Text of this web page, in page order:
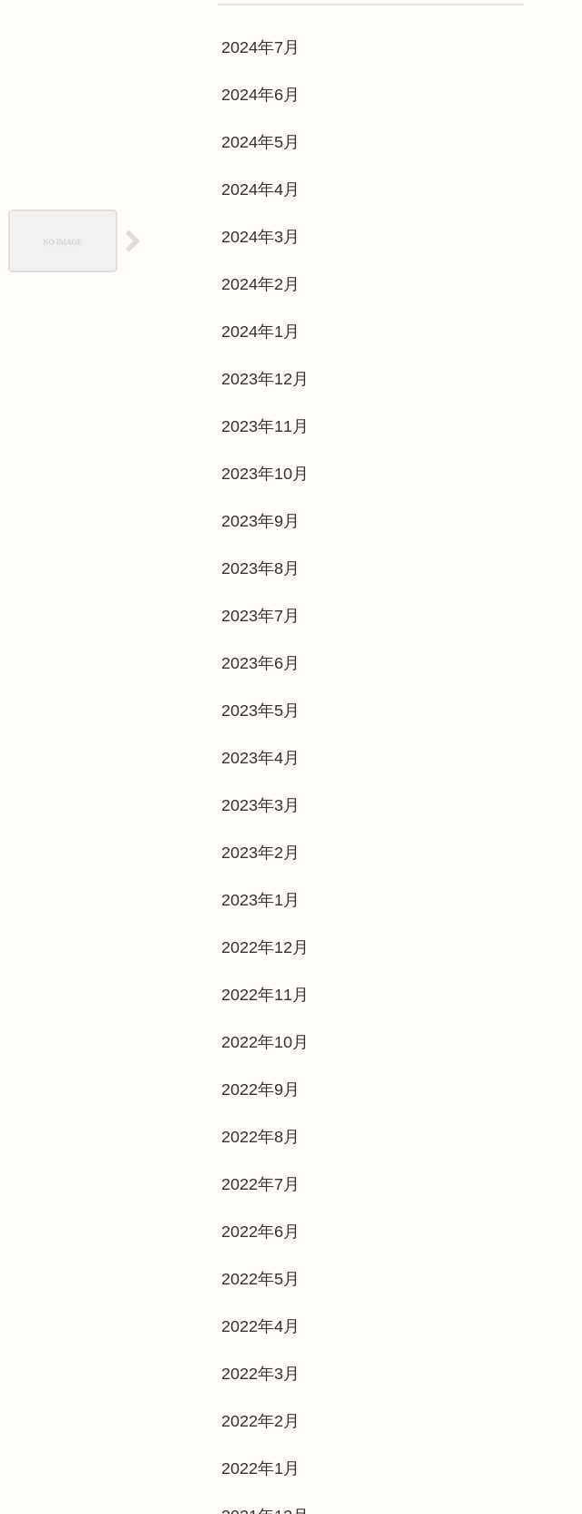
2024年7月
2024年6月
2024年5月
2024年4月
2024年3月
2024年2月
2024年1月
2023年12月
2023年11月
2023年10月
2023年9月
2023年8月
2023年7月
2023年6月
2023年5月
2023年4月
2023年3月
2023年2月
2023年1月
2022年12月
2022年11月
2022年10月
2022年9月
2022年8月
2022年7月
2022年6月
2022年5月
2022年4月
2022年3月
2022年2月
2022年1月